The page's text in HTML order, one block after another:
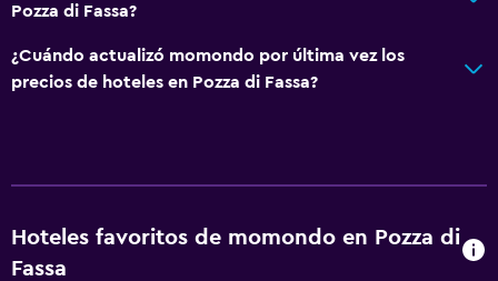
Pozza di Fassa?
¿Cuándo actualizó momondo por última vez los
precios de hoteles en Pozza di Fassa?
Hoteles favoritos de momondo en Pozza di
Fassa